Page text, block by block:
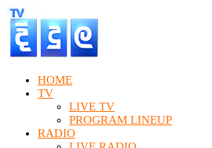
HOME
TV
LIVE TV
PROGRAM LINEUP
RADIO